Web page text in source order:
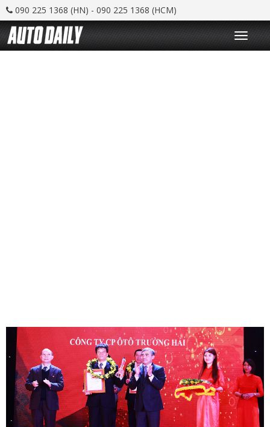
090 225 1368 (HN) - 090 225 1368 (HCM)
T
o
g